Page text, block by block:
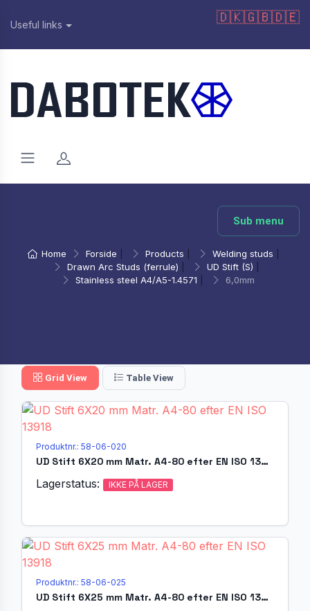
Useful links 🇩🇰🇬🇧🇩🇪
Sub menu
Home Forside Products Welding studs
Drawn Arc Studs (ferrule)
UD Stift (S)
Stainless steel A4/A5-1.4571
6,0mm
Grid View Table View
Produktnr.: 58-06-020
UD Stift 6X20 mm Matr. A4-80 efter EN ISO 13918
Lagerstatus: IKKE PÅ LAGER
Produktnr.: 58-06-025
UD Stift 6X25 mm Matr. A4-80 efter EN ISO 13918